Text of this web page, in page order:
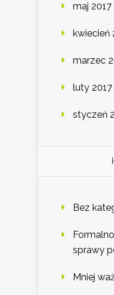
maj 2017
kwiecień
marzec
luty 2017
styczeń
Bez
sprawy
Mniej